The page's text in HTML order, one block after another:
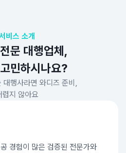
비스 소개
문 대행업체,
민하시나요?
대행사라면 와디즈 준비,
렵지 않아요
경험이 많은 검증된 전문가와